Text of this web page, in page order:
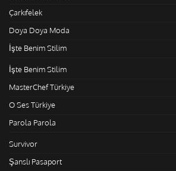
Çarkıfelek
Doya Doya Moda
İşte Benim Stilim
İşte Benim Stilim
MasterChef Türkiye
O Ses Türkiye
Parola Parola
Survivor
Şanslı Pasaport